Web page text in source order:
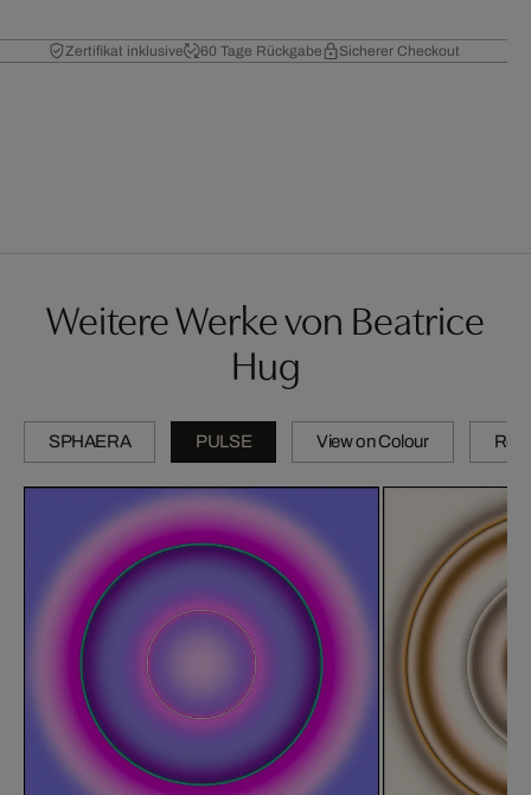
Zertifikat inklusive 60 Tage Rückgabe Sicherer Checkout
Weitere Werke von Beatrice
Hug
SPHAERA PULSE View on Colour